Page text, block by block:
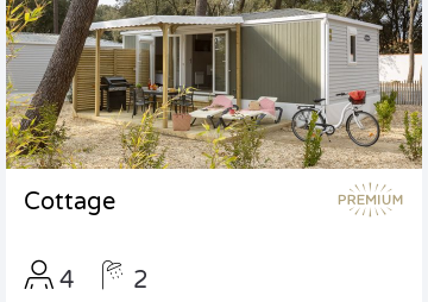
Cottage
4 2